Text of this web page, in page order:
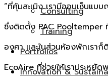
Consulting
Training
Portfolios
Innovation &
“ที่คุ้มสะเมิง เรามีออนเซ็นแบ
ซึ่งติดตั้ง PAC
องศา และในส่วนห้องพักเรา
EcoAire ที่ช่วยให้เราประหยั